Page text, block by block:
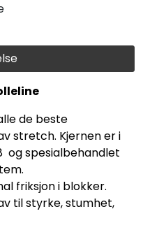
de beste
stretch. Kjernen er i
og spesialbehandlet
friksjon i blokker.
til styrke, stumhet,